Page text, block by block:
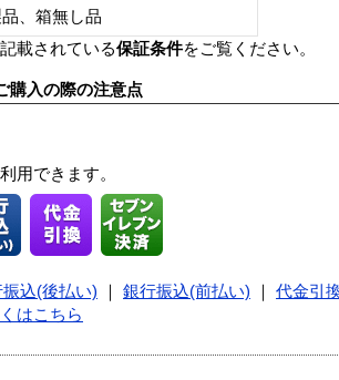
品、箱無し品
載されている保証条件をご覧ください。
購入の際の注意点
用できます。
込(後払い) 銀行振込(前払い) 代金引
はこちら